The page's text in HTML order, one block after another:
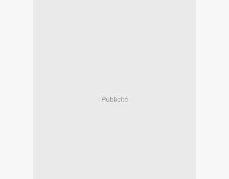
Publicité